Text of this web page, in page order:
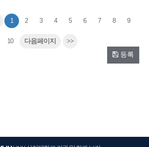
1 2 3 4 5 6 7 8 9
10 다음페이지 >>
등록